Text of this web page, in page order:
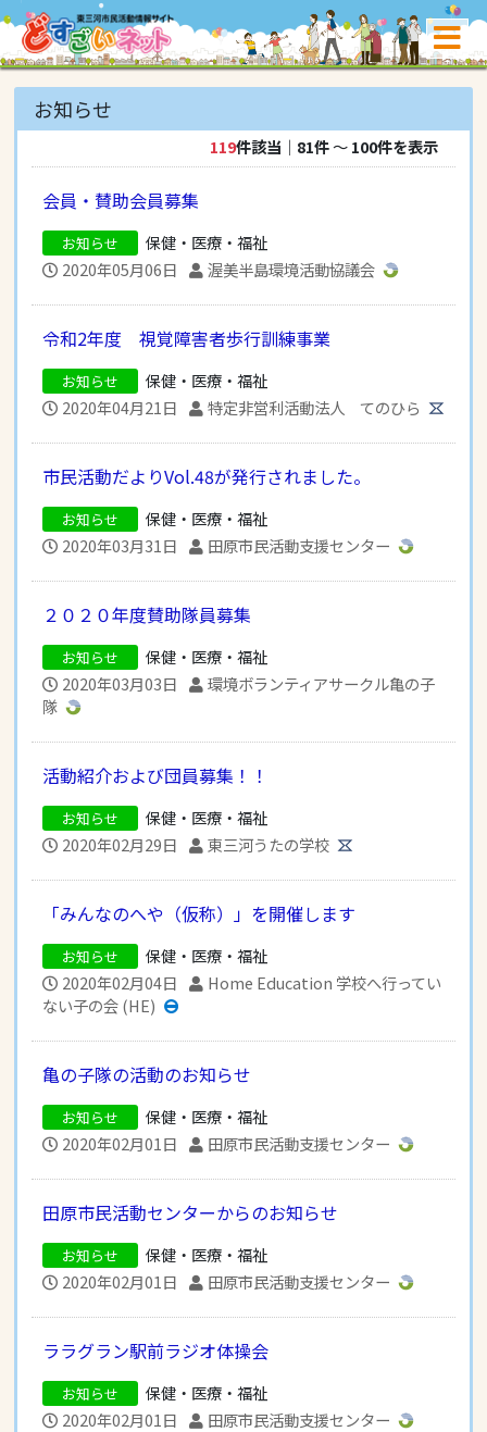
お知らせ
119件該当 ｜ 81件〜100件を表示
会員・賛助会員募集
お知らせ
保健・医療・福祉
2020年05月06日
渥美半島環境活動協議会
令和2年度 視覚障害者歩行訓練事業
お知らせ
保健・医療・福祉
2020年04月21日
特定非営利活動法人 てのひら
市民活動だよりVol.48が発行されました。
お知らせ
保健・医療・福祉
2020年03月31日
田原市民活動支援センター
２０２０年度賛助隊員募集
お知らせ
保健・医療・福祉
2020年03月03日
環境ボランティアサークル亀の子
隊
活動紹介および団員募集！！
お知らせ
保健・医療・福祉
2020年02月29日
東三河うたの学校
「みんなのへや（仮称）」を開催します
お知らせ
保健・医療・福祉
2020年02月04日
Home Education 学校へ行ってい
ない子の会 (HE)
亀の子隊の活動のお知らせ
お知らせ
保健・医療・福祉
2020年02月01日
田原市民活動支援センター
田原市民活動センターからのお知らせ
お知らせ
保健・医療・福祉
2020年02月01日
田原市民活動支援センター
ララグラン駅前ラジオ体操会
お知らせ
保健・医療・福祉
2020年02月01日
田原市民活動支援センター